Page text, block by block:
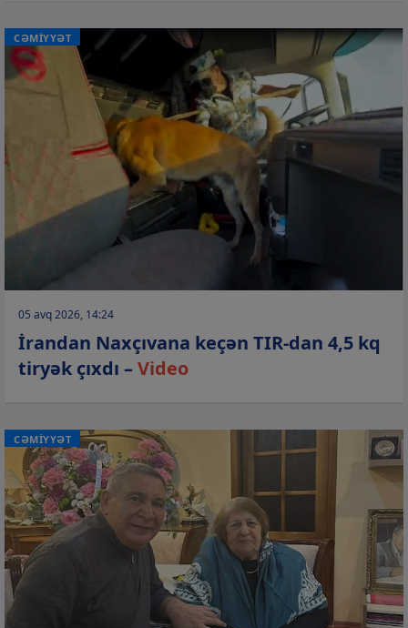
CƏMİYYƏT
05 avq 2026, 14:24
İrandan Naxçıvana keçən TIR-dan 4,5 kq
tiryək çıxdı –Video
CƏMİYYƏT